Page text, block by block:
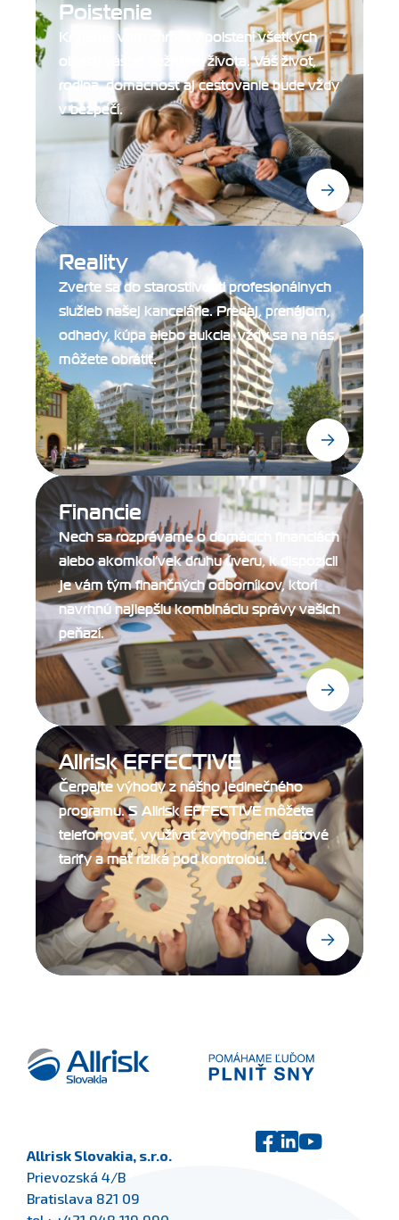
Poistenie
Kryjeme vám chrbát v poistení všetkých
oblastí vášho bežného života. Váš život,
rodina, domácnosť aj cestovanie bude vždy
v bezpečí.
Reality
Zverte sa do starostlivosti profesionálnych
služieb našej kancelárie. Predaj, prenájom,
odhady, kúpa alebo aukcia, vždy sa na nás
môžete obrátiť.
Financie
Nech sa rozprávame o domácich financiách
alebo akomkoľvek druhu úveru, k dispozícii
je vám tým finančných odborníkov, ktorí
navrhnú najlepšiu kombináciu správy vašich
peňazí.
Allrisk EFFECTIVE
Čerpajte výhody z nášho jedinečného
programu. S Allrisk EFFECTIVE môžete
telefonovať, využívať zvýhodnené dátové
tarify a mať riziká pod kontrolou.
Allrisk Slovakia, s.r.o.
Prievozská 4/B
Bratislava 821 09